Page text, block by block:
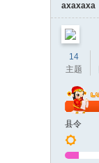
axaxaxa
14
主题
县令